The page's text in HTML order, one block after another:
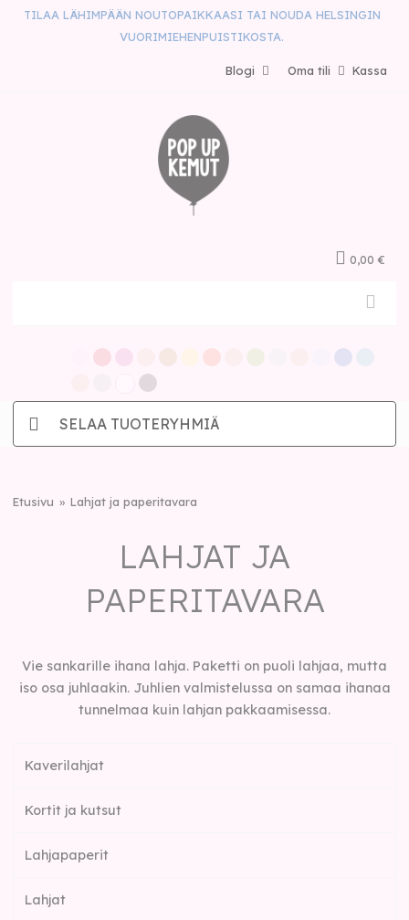
TILAA LÄHIMPÄÄN NOUTOPAIKKAASI TAI NOUDA HELSINGIN
VUORIMIEHENPUISTIKOSTA.
Kassa
Oma tili
Blogi
0,00 €
SELAA TUOTERYHMIÄ
Etusivu Lahjat ja paperitavara
LAHJAT JA
PAPERITAVARA
Vie sankarille ihana lahja. Paketti on puoli lahjaa, mutta
iso osa juhlaakin. Juhlien valmistelussa on samaa ihanaa
tunnelmaa kuin lahjan pakkaamisessa.
Kaverilahjat
Kortit ja kutsut
Lahjapaperit
Lahjat